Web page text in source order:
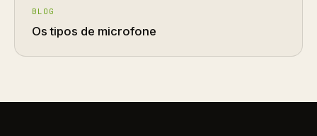
BLOG
Os tipos de microfone